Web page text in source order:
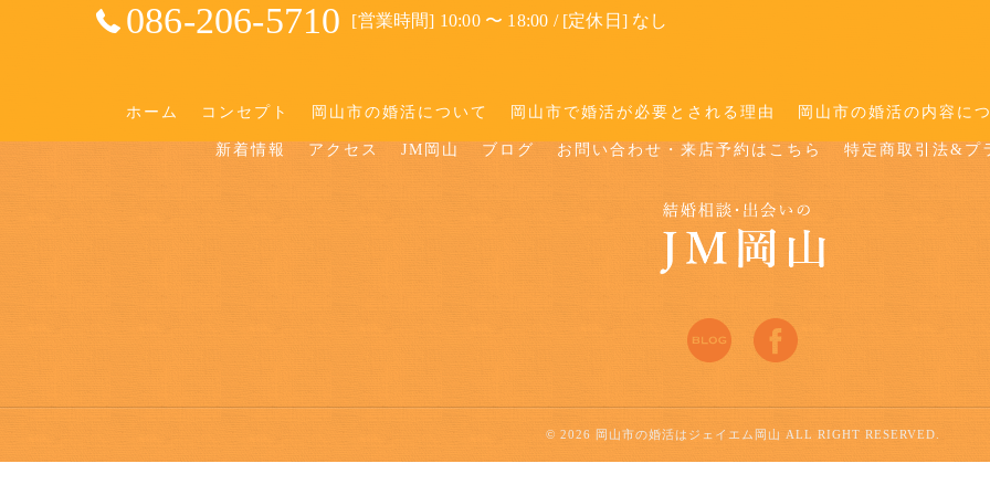
086-206-5710 [営業時間] 10:00 〜 18:00 / [定休日] なし
ホーム コンセプト 岡山市の婚活について 岡山市で婚活が必要とされる理由 岡山市の婚活の内容に
新着情報 アクセス JM岡山 ブログ お問い合わせ・来店予約はこちら 特定商取引法&プ
© 2026 岡山市の婚活はジェイエム岡山 ALL RIGHT RESERVED.